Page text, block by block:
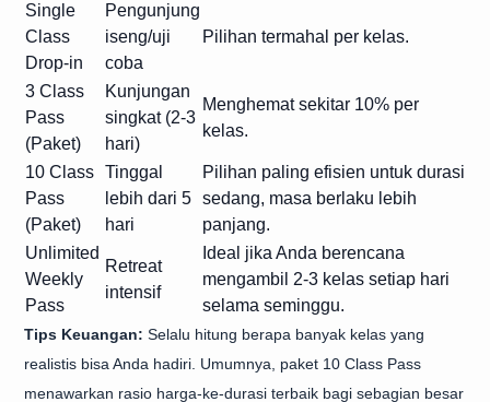
Single
Class
Drop-in
Pengunjung
iseng/uji
coba
Pilihan termahal per kelas.
3 Class
Pass
(Paket)
Kunjungan
singkat (2-3
hari)
Menghemat sekitar 10% per
kelas.
10 Class
Pass
(Paket)
Tinggal
lebih dari 5
hari
Pilihan paling efisien untuk durasi
sedang, masa berlaku lebih
panjang.
Unlimited
Weekly
Pass
Retreat
intensif
Ideal jika Anda berencana
mengambil 2-3 kelas setiap hari
selama seminggu.
Tips Keuangan: Selalu hitung berapa banyak kelas yang
realistis bisa Anda hadiri. Umumnya, paket 10 Class Pass
menawarkan rasio harga-ke-durasi terbaik bagi sebagian besar